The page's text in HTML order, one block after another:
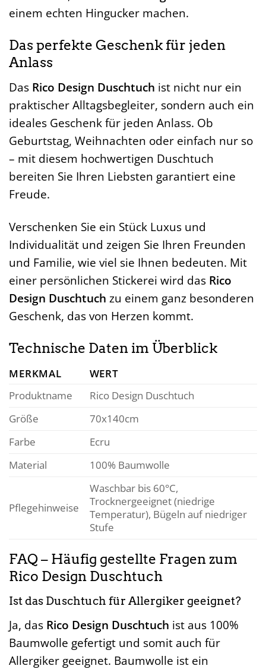
einem echten Hingucker machen.
Das perfekte Geschenk für jeden
Anlass
Das Rico Design Duschtuch ist nicht nur ein
praktischer Alltagsbegleiter, sondern auch ein
ideales Geschenk für jeden Anlass. Ob
Geburtstag, Weihnachten oder einfach nur so
– mit diesem hochwertigen Duschtuch
bereiten Sie Ihren Liebsten garantiert eine
Freude.
Verschenken Sie ein Stück Luxus und
Individualität und zeigen Sie Ihren Freunden
und Familie, wie viel sie Ihnen bedeuten. Mit
einer persönlichen Stickerei wird das Rico
Design Duschtuch zu einem ganz besonderen
Geschenk, das von Herzen kommt.
Technische Daten im Überblick
MERKMAL
WERT
Produktname
Rico Design Duschtuch
Größe
70x140cm
Farbe
Ecru
Material
100% Baumwolle
Pflegehinweise
Waschbar bis 60°C,
Trocknergeeignet (niedrige
Temperatur), Bügeln auf niedriger
Stufe
FAQ – Häufig gestellte Fragen zum
Rico Design Duschtuch
Ist das Duschtuch für Allergiker geeignet?
Ja, das Rico Design Duschtuch ist aus 100%
Baumwolle gefertigt und somit auch für
Allergiker geeignet. Baumwolle ist ein